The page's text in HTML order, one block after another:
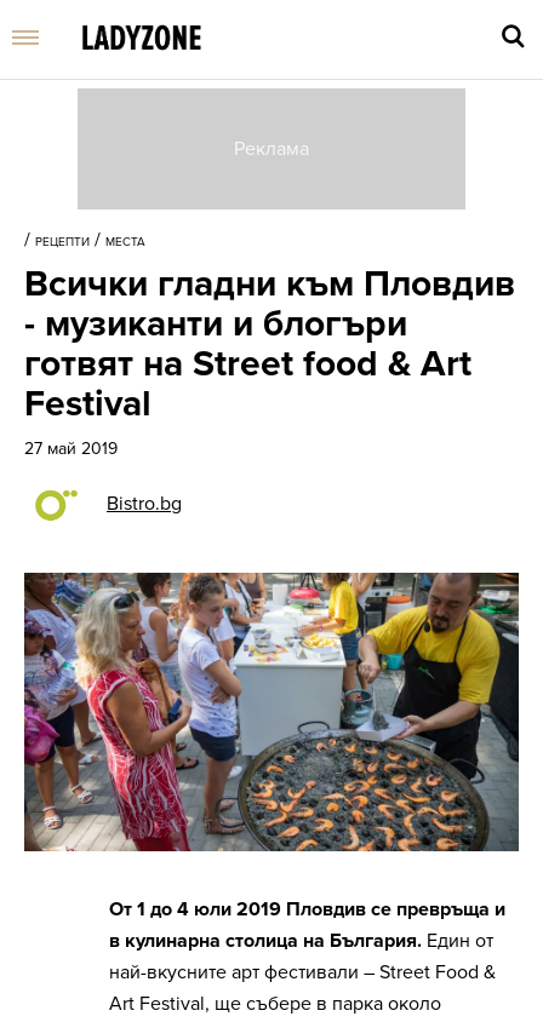
и
/ РЕЦЕПТИ / МЕСТА
Всички гладни към Пловдив
- музиканти и блогъри
готвят на Street food & Art
Festival
27 май 2019
Bistro.bg
Oт 1 до 4 юли 2019 Пловдив се превръща и
в кулинарна столица на България. Един от
най-вкусните арт фестивали – Street Food &
Art Festival, ще събере в парка около